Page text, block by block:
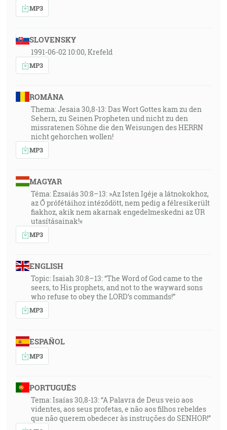
MP3
SLOVENSKY
1991-06-02 10:00, Krefeld
MP3
ROMÂNA
Thema: Jesaia 30,8-13: Das Wort Gottes kam zu den
Sehern, zu Seinen Propheten und nicht zu den
missratenen Söhne die den Weisungen des HERRN
nicht gehorchen wollen!
MP3
MAGYAR
Téma: Ézsaiás 30:8–13: »Az Isten Igéje a látnokokhoz,
az Ő prófétáihoz intéződött, nem pedig a félresikerült
fiakhoz, akik nem akarnak engedelmeskedni az ÚR
utasításainak!«
MP3
ENGLISH
Topic: Isaiah 30:8–13: “The Word of God came to the
seers, to His prophets, and not to the wayward sons
who refuse to obey the LORD’s commands!”
MP3
ESPAÑOL
MP3
PORTUGUÊS
Tema: Isaías 30,8-13: “A Palavra de Deus veio aos
videntes, aos seus profetas, e não aos filhos rebeldes
que não querem obedecer às instruções do SENHOR!”